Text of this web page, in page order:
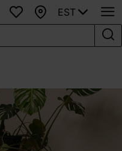
Lemmikud
Kaart
EST